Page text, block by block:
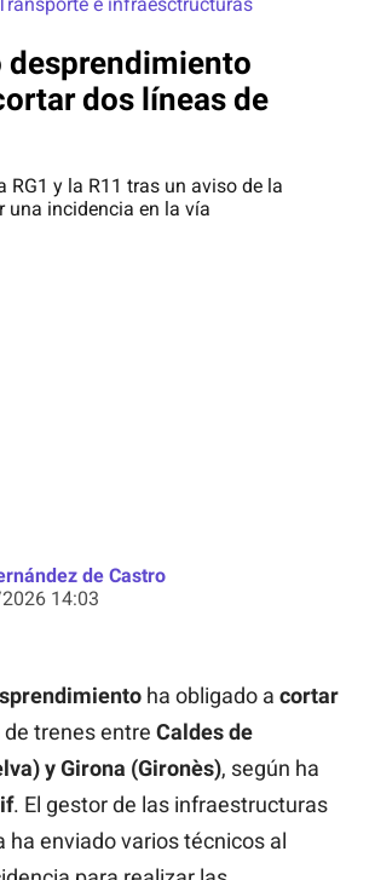
desprendimiento
dos líneas de
RG1 y la R11 tras un aviso de la
una incidencia en la vía
de Castro
14:03
ha obligado a cortar
de trenes entre Caldes de
y Girona (Gironès), según ha
. El gestor de las infraestructuras
ha enviado varios técnicos al